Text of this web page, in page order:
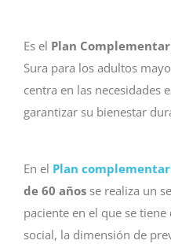
Es el Plan
Sura para los adultos
centra en las necesidades
garantizar su bienestar
En el Plan
de 60 años se realiza un
paciente en el que se
social, la dimensión de